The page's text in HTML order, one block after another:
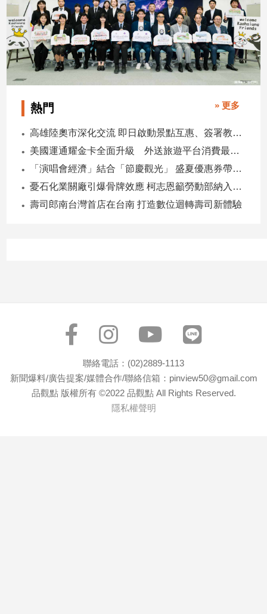
熱門 » 更多
高雄陸奧市深化交流 即日啟動景點互惠、簽署教育合作MOU
美國運通耀金卡全面升級 外送旅遊平台消費最高回饋4400刷卡金！
「演唱會經濟」結合「節慶觀光」 盛夏優惠券帶動商圈消費升溫
憂石化業關廠引爆骨牌效應 柯志恩籲勞動部納入僱用安定第十類
壽司郎南台灣首店在台南 打造數位迴轉壽司新體驗
聯絡電話：(02)2889-1113
新聞爆料/廣告提案/媒體合作/聯絡信箱：pinview50@gmail.com
品觀點 版權所有 ©2022 品觀點 All Rights Reserved.
隱私權聲明